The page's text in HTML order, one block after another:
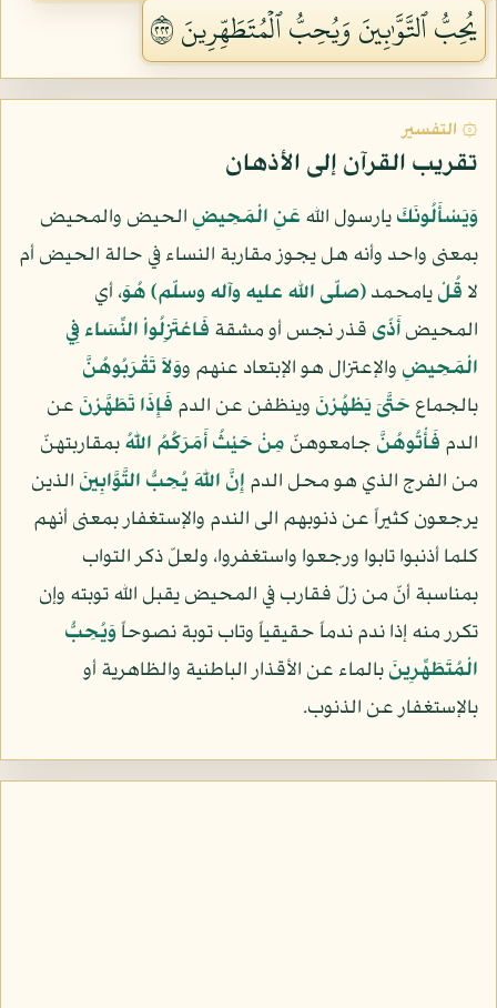
يُحِبُّ ٱلتَّوَّٰبِينَ وَيُحِبُّ ٱلۡمُتَطَهِّرِينَ ٢٢٢
۞ التفسير
تقريب القرآن إلى الأذهان
وَيَسْأَلُونَكَيارسول اللهعَنِ الْمَحِيضِ الحيض والمحيض
بمعنى واحد وأنه هل يجوز مقاربة النساء في حالة الحيض أم
لا قُلْيامحمد(صلّى الله عليه وآله وسلّم)هُوَ، أي
المحيضأَذًى قذر نجس أو مشقة فَاعْتَزِلُواْ النِّسَاء فِي
الْمَحِيضِ والإعتزال هو الإبتعاد عنهم ووَلاَ تَقْرَبُوهُنَّ
بالجماع حَتَّىَ يَطْهُرْنَ وينظفن عن الدم فَإِذَا تَطَهَّرْنَ عن
الدم فَأْتُوهُنَّ جامعوهنّ مِنْ حَيْثُ أَمَرَكُمُ اللّهُبمقاربتهنّ
من الفرج الذي هو محل الدم إِنَّ اللّهَ يُحِبُّ التَّوَّابِينَ الذين
يرجعون كثيراً عن ذنوبهم الى الندم والإستغفار بمعنى أنهم
كلما أذنبوا تابوا ورجعوا واستغفروا، ولعلّ ذكر التواب
بمناسبة أنّ من زلّ فقارب في المحيض يقبل الله توبته وإن
تكرر منه إذا ندم ندماً حقيقياً وتاب توبة نصوحاًوَيُحِبُّ
الْمُتَطَهِّرِينَبالماء عن الأقذار الباطنية والظاهرية أو
بالإستغفار عن الذنوب.